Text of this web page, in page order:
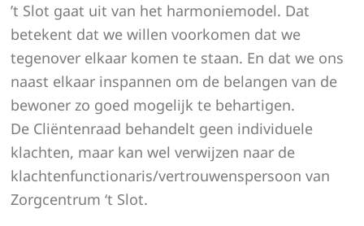
’t Slot gaat uit van het harmoniemodel. Dat
betekent dat we willen voorkomen dat we
tegenover elkaar komen te staan. En dat we ons
naast elkaar inspannen om de belangen van de
bewoner zo goed mogelijk te behartigen.
De Cliëntenraad behandelt geen individuele
klachten, maar kan wel verwijzen naar de
klachtenfunctionaris/vertrouwenspersoon van
Zorgcentrum ‘t Slot.